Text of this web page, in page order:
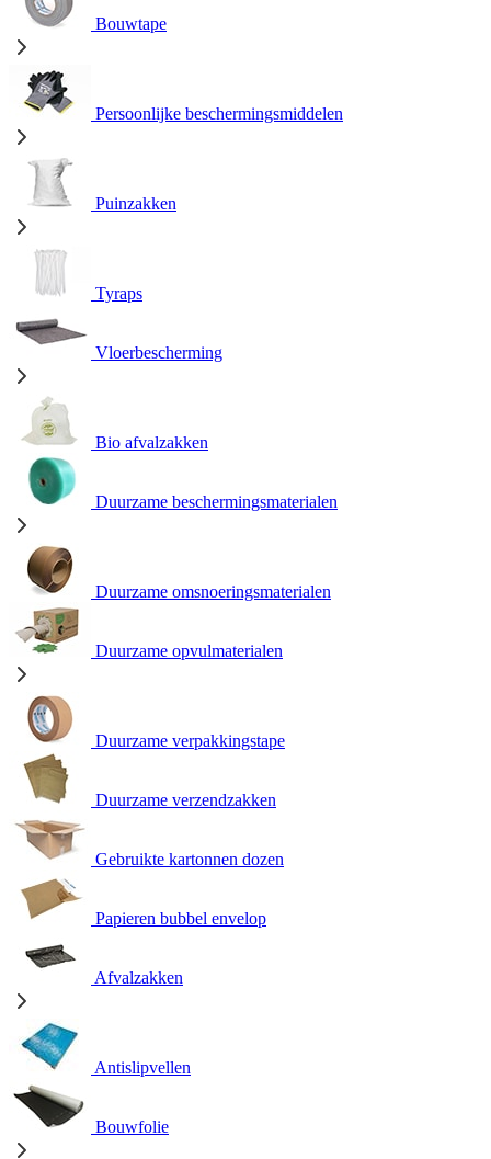
Bouwtape
Persoonlijke beschermingsmiddelen
Puinzakken
Tyraps
Vloerbescherming
Bio afvalzakken
Duurzame beschermingsmaterialen
Duurzame omsnoeringsmaterialen
Duurzame opvulmaterialen
Duurzame verpakkingstape
Duurzame verzendzakken
Gebruikte kartonnen dozen
Papieren bubbel envelop
Afvalzakken
Antislipvellen
Bouwfolie